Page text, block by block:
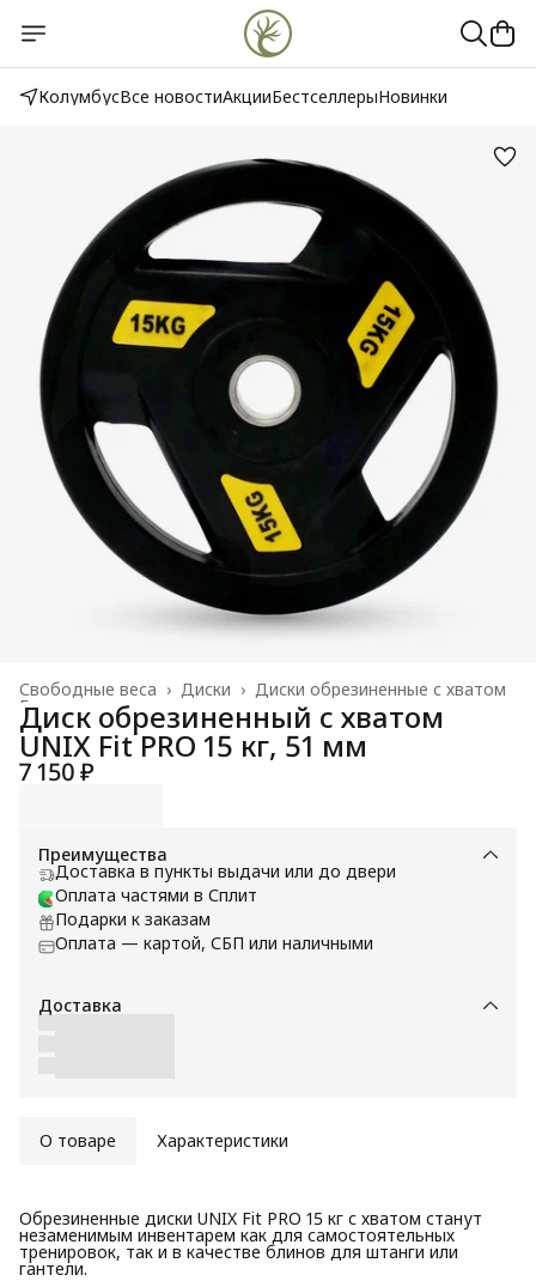
КолумбусВсе новостиАкцииБестселлерыНовинки
Диски обрезиненные с хватом
Диски ›
Свободные веса ›
Главная
Диск обрезиненный c хватом
UNIX Fit PRO 15 кг, 51 мм
7 150 ₽
Преимущества
Доставка в пункты выдачи или до двери
Оплата частями в Сплит
Подарки к заказам
Оплата — картой, СБП или наличными
Доставка
О товаре Характеристики
Обрезиненные диски UNIX Fit PRO 15 кг с хватом станут
незаменимым инвентарем как для самостоятельных
тренировок, так и в качестве блинов для штанги или
гантели.